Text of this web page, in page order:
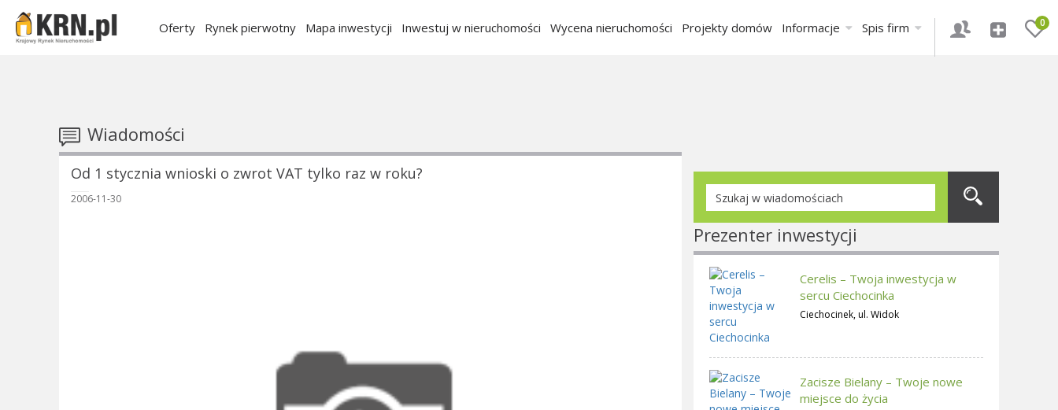
0
Oferty Rynek pierwotny Mapa inwestycji Inwestuj w nieruchomości Wycena nieruchomości Projekty domów Informacje Spis firm
Wiadomości
Od 1 stycznia wnioski o zwrot VAT tylko raz w roku?
2006-11-30
Prezenter inwestycji
Cerelis – Twoja inwestycja w
sercu Ciechocinka
Ciechocinek, ul. Widok
Zacisze Bielany – Twoje nowe
miejsce do życia